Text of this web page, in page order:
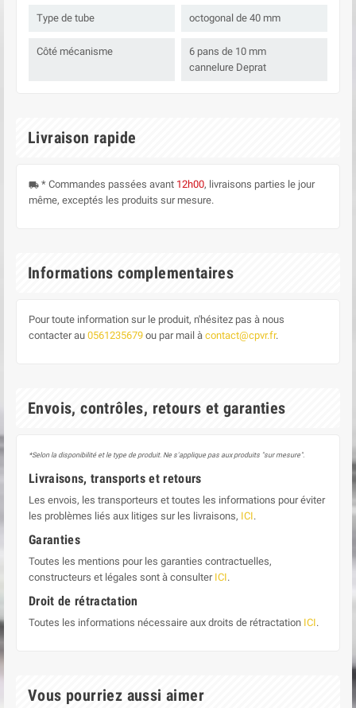
Type de tube octogonal de 40 mm
Côté mécanisme
6 pans de 10 mm
cannelure Deprat
Livraison rapide
local_shipping * Commandes passées avant 12h00, livraisons parties le jour
même, exceptés les produits sur mesure.
Informations complementaires
Pour toute information sur le produit, n'hésitez pas à nous
contacter au 0561235679 ou par mail à contact@cpvr.fr.
Envois, contrôles, retours et garanties
*Selon la disponibilité et le type de produit. Ne s'applique pas aux produits "sur mesure".
Livraisons, transports et retours
Les envois, les transporteurs et toutes les informations pour éviter
les problèmes liés aux litiges sur les livraisons, ICI.
Garanties
Toutes les mentions pour les garanties contractuelles,
constructeurs et légales sont à consulter ICI.
Droit de rétractation
Toutes les informations nécessaire aux droits de rétractation ICI.
Vous pourriez aussi aimer